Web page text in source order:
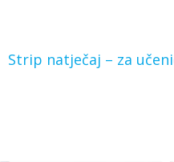
Strip natječaj – za